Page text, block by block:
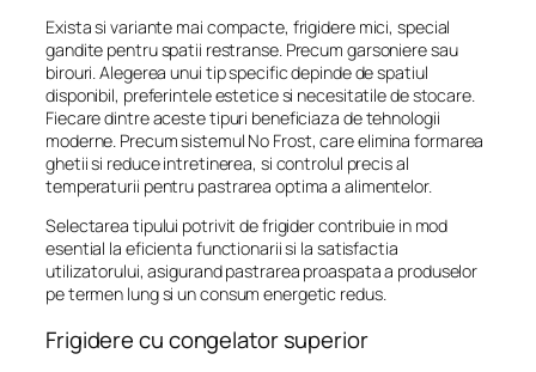
Exista si variante mai compacte, frigidere mici, special
gandite pentru spatii restranse. Precum garsoniere sau
birouri. Alegerea unui tip specific depinde de spatiul
disponibil, preferintele estetice si necesitatile de stocare.
Fiecare dintre aceste tipuri beneficiaza de tehnologii
moderne. Precum sistemul No Frost, care elimina formarea
ghetii si reduce intretinerea, si controlul precis al
temperaturii pentru pastrarea optima a alimentelor.
Selectarea tipului potrivit de frigider contribuie in mod
esential la eficienta functionarii si la satisfactia
utilizatorului, asigurand pastrarea proaspata a produselor
pe termen lung si un consum energetic redus.
Frigidere cu congelator superior